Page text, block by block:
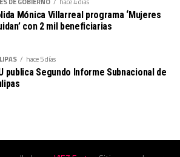
Mónica Villarreal programa ‘Mujeres
con 2 mil beneficiarias
hace 5 días
publica Segundo Informe Subnacional de